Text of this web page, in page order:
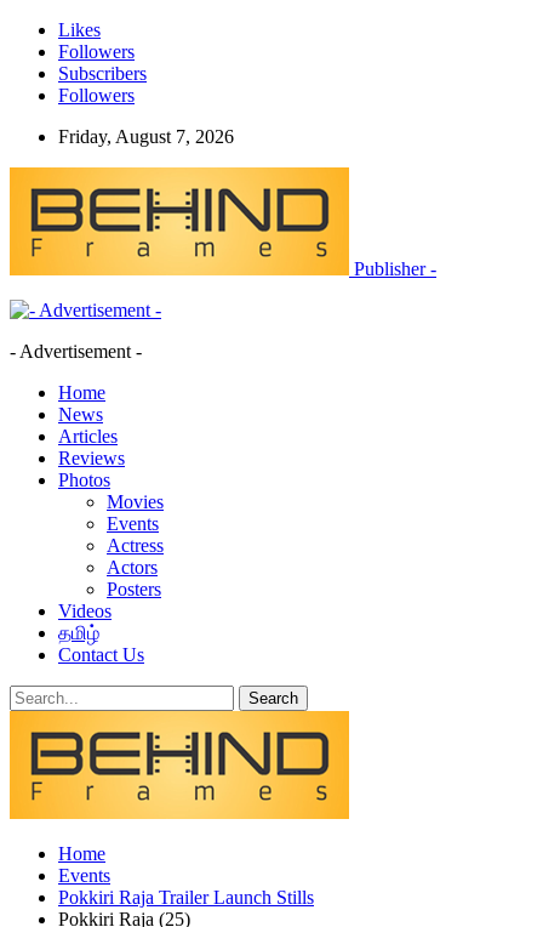
Likes
Followers
Subscribers
Followers
Friday, August 7, 2026
Publisher -
- Advertisement -
Home
News
Articles
Reviews
Photos
Movies
Events
Actress
Actors
Posters
Videos
தமிழ்
Contact Us
Home
Events
Pokkiri Raja Trailer Launch Stills
Pokkiri Raja (25)